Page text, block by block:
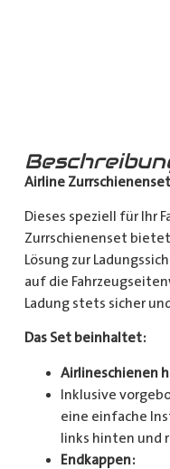
Airline
Dieses speziell für Ihr
Zurrschienenset
Lösung zur
auf die
Ladung stets sicher
Das Set beinhaltet:
Airlineschienen
Inklusive
eine einfache
links hinten und
Endkappen: